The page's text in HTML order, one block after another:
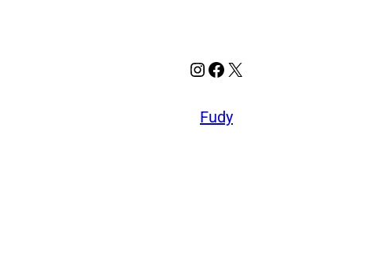
Instagram
Facebook
X
Fudy